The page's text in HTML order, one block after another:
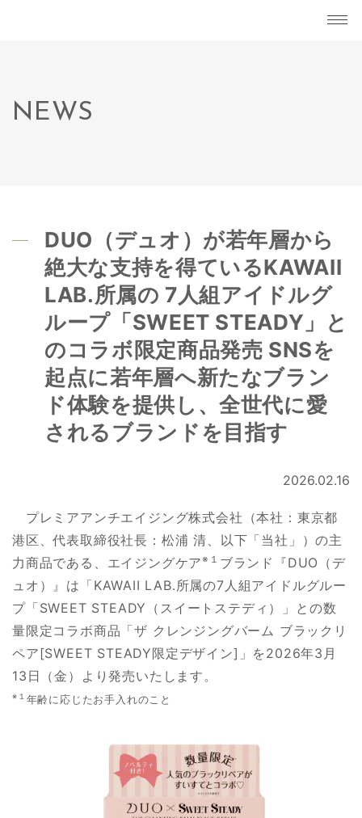
NEWS
DUO（デュオ）が若年層から
絶大な支持を得ているKAWAII
LAB.所属の 7人組アイドルグ
ループ「SWEET STEADY」と
のコラボ限定商品発売 SNSを
起点に若年層へ新たなブラン
ド体験を提供し、全世代に愛
されるブランドを目指す
2026.02.16
プレミアアンチエイジング株式会社（本社：東京都
港区、代表取締役社長：松浦 清、以下「当社」）の主
力商品である、エイジングケア※１ ブランド『DUO（デ
ュオ）』は「KAWAII LAB.所属の7人組アイドルグルー
プ「SWEET STEADY（スイートステディ）」との数
量限定コラボ商品「ザ クレンジングバーム ブラックリ
ペア[SWEET STEADY限定デザイン]」を2026年3月
13日（金）より発売いたします。
※１ 年齢に応じたお手入れのこと